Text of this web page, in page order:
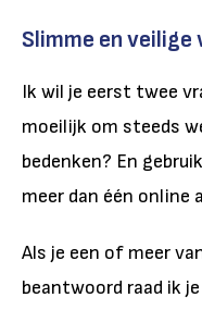
Slimme en
Ik wil je eerst twee
moeilijk om steeds
bedenken? En
meer dan één online
Als je een of meer
beantwoord raad ik